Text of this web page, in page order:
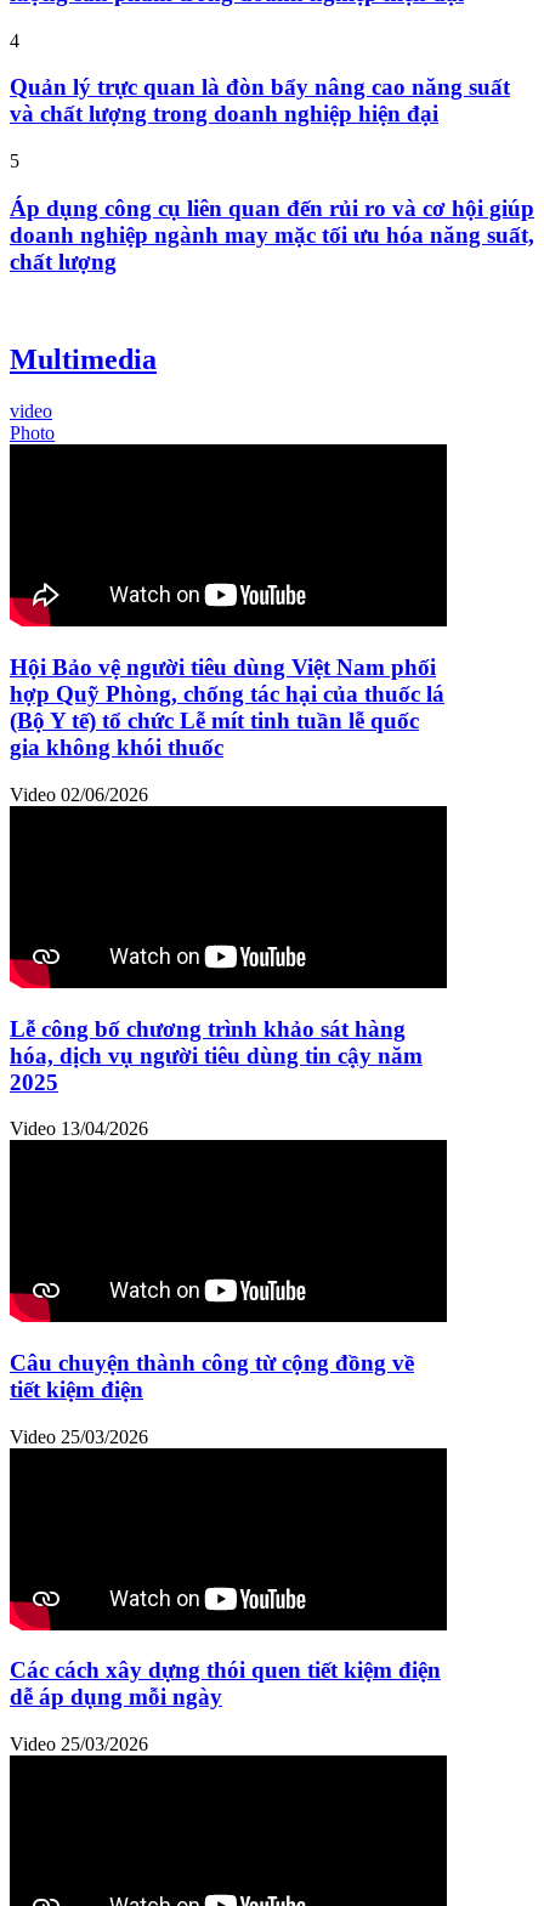
4
Quản lý trực quan là đòn bẩy nâng cao năng suất
và chất lượng trong doanh nghiệp hiện đại
5
Áp dụng công cụ liên quan đến rủi ro và cơ hội giúp
doanh nghiệp ngành may mặc tối ưu hóa năng suất,
chất lượng
Multimedia
video
Photo
Hội Bảo vệ người tiêu dùng Việt Nam phối
hợp Quỹ Phòng, chống tác hại của thuốc lá
(Bộ Y tế) tổ chức Lễ mít tinh tuần lễ quốc
gia không khói thuốc
Video 02/06/2026
Lễ công bố chương trình khảo sát hàng
hóa, dịch vụ người tiêu dùng tin cậy năm
2025
Video 13/04/2026
Câu chuyện thành công từ cộng đồng về
tiết kiệm điện
Video 25/03/2026
Các cách xây dựng thói quen tiết kiệm điện
dễ áp dụng mỗi ngày
Video 25/03/2026